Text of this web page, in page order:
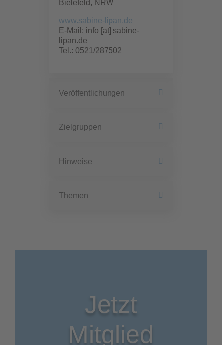
Bielefeld, NRW
www.sabine-lipan.de
E-Mail: info [at] sabine-
lipan.de
Tel.: 0521/287502
Veröffentlichungen
Zielgruppen
Hinweise
Themen
Jetzt
Mitglied